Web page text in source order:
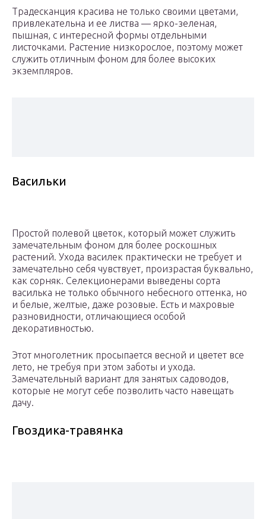
Традесканция красива не только своими цветами,
привлекательна и ее листва — ярко-зеленая,
пышная, с интересной формы отдельными
листочками. Растение низкорослое, поэтому может
служить отличным фоном для более высоких
экземпляров.
Васильки
Простой полевой цветок, который может служить
замечательным фоном для более роскошных
растений. Ухода василек практически не требует и
замечательно себя чувствует, произрастая буквально,
как сорняк. Селекционерами выведены сорта
василька не только обычного небесного оттенка, но
и белые, желтые, даже розовые. Есть и махровые
разновидности, отличающиеся особой
декоративностью.
Этот многолетник просыпается весной и цветет все
лето, не требуя при этом заботы и ухода.
Замечательный вариант для занятых садоводов,
которые не могут себе позволить часто навещать
дачу.
Гвоздика-травянка